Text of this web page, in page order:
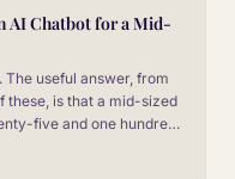
AI Chatbot for a Mid-
useful answer, from
these, is that a mid-sized
five and one hundred